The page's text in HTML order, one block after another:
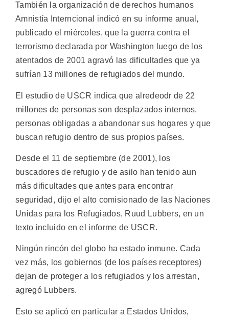
También la organización de derechos humanos
Amnistía Interncional indicó en su informe anual,
publicado el miércoles, que la guerra contra el
terrorismo declarada por Washington luego de los
atentados de 2001 agravó las dificultades que ya
sufrían 13 millones de refugiados del mundo.
El estudio de USCR indica que alredeodr de 22
millones de personas son desplazados internos,
personas obligadas a abandonar sus hogares y que
buscan refugio dentro de sus propios países.
Desde el 11 de septiembre (de 2001), los
buscadores de refugio y de asilo han tenido aun
más dificultades que antes para encontrar
seguridad, dijo el alto comisionado de las Naciones
Unidas para los Refugiados, Ruud Lubbers, en un
texto incluido en el informe de USCR.
Ningún rincón del globo ha estado inmune. Cada
vez más, los gobiernos (de los países receptores)
dejan de proteger a los refugiados y los arrestan,
agregó Lubbers.
Esto se aplicó en particular a Estados Unidos,